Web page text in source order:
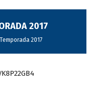
2017
2017